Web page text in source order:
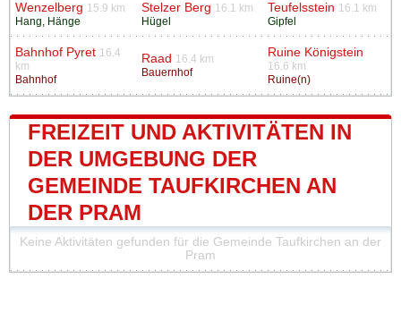
Wenzelberg 15.9 km
Hang, Hänge
Stelzer Berg 16.1 km
Hügel
Teufelsstein 16.1 km
Gipfel
Bahnhof Pyret 16.4
km
Bahnhof
Raad 16.4 km
Bauernhof
Ruine Königstein
16.6 km
Ruine(n)
FREIZEIT UND AKTIVITÄTEN IN
DER UMGEBUNG DER
GEMEINDE TAUFKIRCHEN AN
DER PRAM
Keine Aktivitäten gefunden für die Gemeinde Taufkirchen an der
Pram